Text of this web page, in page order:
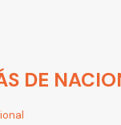
DE